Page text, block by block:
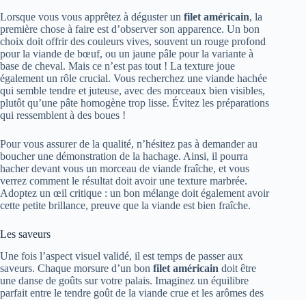
Lorsque vous vous apprêtez à déguster un filet américain, la
première chose à faire est d’observer son apparence. Un bon
choix doit offrir des couleurs vives, souvent un rouge profond
pour la viande de bœuf, ou un jaune pâle pour la variante à
base de cheval. Mais ce n’est pas tout ! La texture joue
également un rôle crucial. Vous recherchez une viande hachée
qui semble tendre et juteuse, avec des morceaux bien visibles,
plutôt qu’une pâte homogène trop lisse. Évitez les préparations
qui ressemblent à des boues !
Pour vous assurer de la qualité, n’hésitez pas à demander au
boucher une démonstration de la hachage. Ainsi, il pourra
hacher devant vous un morceau de viande fraîche, et vous
verrez comment le résultat doit avoir une texture marbrée.
Adoptez un œil critique : un bon mélange doit également avoir
cette petite brillance, preuve que la viande est bien fraîche.
Les saveurs
Une fois l’aspect visuel validé, il est temps de passer aux
saveurs. Chaque morsure d’un bon filet américain doit être
une danse de goûts sur votre palais. Imaginez un équilibre
parfait entre le tendre goût de la viande crue et les arômes des